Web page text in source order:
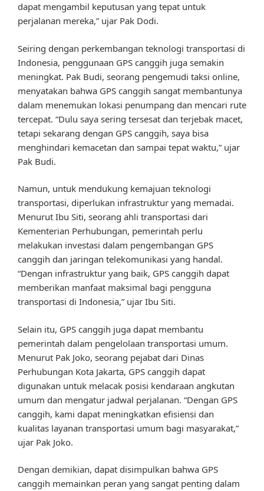
dapat mengambil keputusan yang tepat untuk
perjalanan mereka,” ujar Pak Dodi.
Seiring dengan perkembangan teknologi transportasi di
Indonesia, penggunaan GPS canggih juga semakin
meningkat. Pak Budi, seorang pengemudi taksi online,
menyatakan bahwa GPS canggih sangat membantunya
dalam menemukan lokasi penumpang dan mencari rute
tercepat. “Dulu saya sering tersesat dan terjebak macet,
tetapi sekarang dengan GPS canggih, saya bisa
menghindari kemacetan dan sampai tepat waktu,” ujar
Pak Budi.
Namun, untuk mendukung kemajuan teknologi
transportasi, diperlukan infrastruktur yang memadai.
Menurut Ibu Siti, seorang ahli transportasi dari
Kementerian Perhubungan, pemerintah perlu
melakukan investasi dalam pengembangan GPS
canggih dan jaringan telekomunikasi yang handal.
“Dengan infrastruktur yang baik, GPS canggih dapat
memberikan manfaat maksimal bagi pengguna
transportasi di Indonesia,” ujar Ibu Siti.
Selain itu, GPS canggih juga dapat membantu
pemerintah dalam pengelolaan transportasi umum.
Menurut Pak Joko, seorang pejabat dari Dinas
Perhubungan Kota Jakarta, GPS canggih dapat
digunakan untuk melacak posisi kendaraan angkutan
umum dan mengatur jadwal perjalanan. “Dengan GPS
canggih, kami dapat meningkatkan efisiensi dan
kualitas layanan transportasi umum bagi masyarakat,”
ujar Pak Joko.
Dengan demikian, dapat disimpulkan bahwa GPS
canggih memainkan peran yang sangat penting dalam